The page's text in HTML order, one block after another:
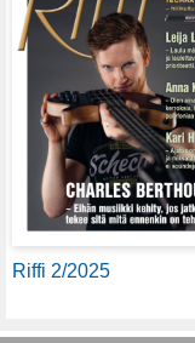
Riffi 2/2025